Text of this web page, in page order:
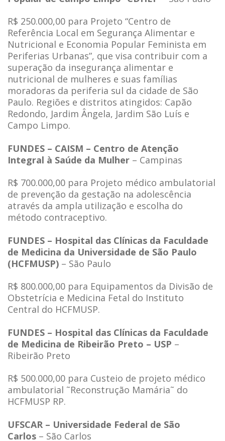
R$ 250.000,00 para Projeto “Centro de
Referência Local em Segurança Alimentar e
Nutricional e Economia Popular Feminista em
Periferias Urbanas”, que visa contribuir com a
superação da insegurança alimentar e
nutricional de mulheres e suas famílias
moradoras da periferia sul da cidade de São
Paulo. Regiões e distritos atingidos: Capão
Redondo, Jardim Ângela, Jardim São Luís e
Campo Limpo.
FUNDES – CAISM – Centro de Atenção
Integral à Saúde da Mulher – Campinas
R$ 700.000,00 para Projeto médico ambulatorial
de prevenção da gestação na adolescência
através da ampla utilização e escolha do
método contraceptivo.
FUNDES – Hospital das Clínicas da Faculdade
de Medicina da Universidade de São Paulo
(HCFMUSP) – São Paulo
R$ 800.000,00 para Equipamentos da Divisão de
Obstetrícia e Medicina Fetal do Instituto
Central do HCFMUSP.
FUNDES – Hospital das Clínicas da Faculdade
de Medicina de Ribeirão Preto – USP –
Ribeirão Preto
R$ 500.000,00 para Custeio de projeto médico
ambulatorial ˜Reconstrução Mamária˜ do
HCFMUSP RP.
UFSCAR – Universidade Federal de São
Carlos – São Carlos